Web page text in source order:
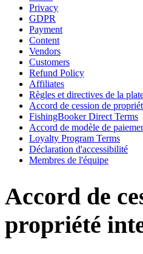
Privacy
GDPR
Payment
Content
Vendors
Customers
Refund Policy
Affiliates
Règles et directives de la
Accord de cession de
FishingBooker Direct Terms
Accord de modèle de
Loyalty Program Terms
Déclaration d'accessibilité
Membres de l'équipe
Accord de
propriété